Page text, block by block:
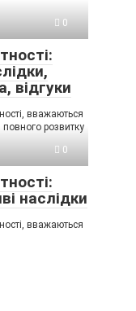
0
відгуки
вважаються
розвитку
0
наслідки
вважаються